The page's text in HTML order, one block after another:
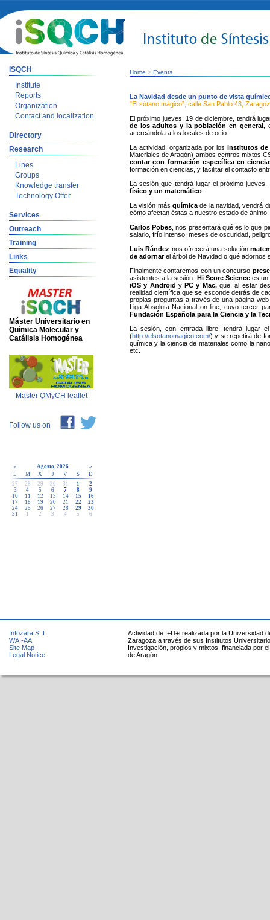
ISQCH
Institute
Reports
Organization
Contact and localization
Directory
Research
Lines
Groups
Knowledge transfer
Technology Offer
Services
Outreach
Training
Links
Equality
Máster Universitario en
Química Molecular y
Catálisis Homogénea
Master QMyCH leaflet
Follow us on
« Agosto, 2026
»
L
M X J V S
D
27
28 29 30 31 1
2
3
4 5 6 7 8
9
10
11 12 13 14 15
16
17
18 19 20 21 22
23
24
25 26 27 28 29
30
31
1 2 3 4 5 6
Home > Events
La Navidad desde un punto de vista
"El sótano mágico”, calle San Pablo 43,
El próximo jueves, 19 de diciembre, tendrá
de los adultos y la población en general,
acercándola a los locales de ocio.
La actividad, organizada por los institutos de
Materiales de Aragón) ambos centros mixtos
contar con formación específica en
formación en ciencias, y facilitar el contacto
La sesión que tendrá lugar el próximo
físico y un matemático
La visión másquímica de la navidad, vendrá
cómo afectan éstas a nuestro estado de
Carlos Pobes , nos presentará qué es lo que
salario, frío intenso, meses de oscuridad,
Luis Rández nos ofrecerá una solución
de adornarel árbol de Navidad o qué adornos
Finalmente contaremos con un concurso
asistentes a la sesión. Hi Score Sciencees un
iOS y Android yPC y Mac,que, al estar
realidad científica que se esconde detrás de
propias preguntas a través de una página
Liga Absoluta Nacional on-line, cuyo tercer
Fundación Española para la Ciencia y la
La sesión, con entrada libre, tendrá lugar
(http://elsotanomagico.com/) y se repetirá de
química y la ciencia de materiales como la
etc.
Infozara S. L.
WAI-AA
Site Map
Legal Notice
Actividad de I+D+i realizada por la Universidad
Zaragoza a través de sus Institutos
Investigación, propios y mixtos, financiada por
de Aragón